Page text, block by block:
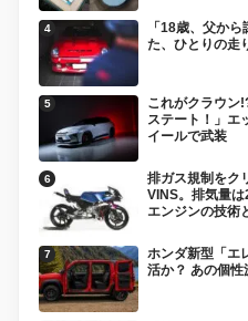
「18歳、父か
た、ひとりの走
これがクラウン
ステート！」エ
イールで武装
排ガス規制をク
VINS。排気量
エンジンの技術
ホンダ新型「エ
活か？ あの個